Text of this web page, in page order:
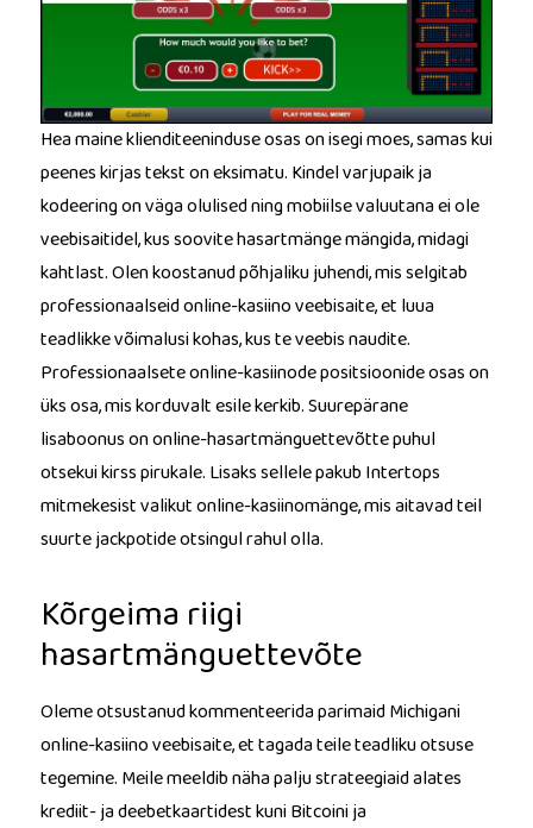
Hea maine klienditeeninduse osas on isegi moes, samas kui
peenes kirjas tekst on eksimatu. Kindel varjupaik ja
kodeering on väga olulised ning mobiilse valuutana ei ole
veebisaitidel, kus soovite hasartmänge mängida, midagi
kahtlast. Olen koostanud põhjaliku juhendi, mis selgitab
professionaalseid online-kasiino veebisaite, et luua
teadlikke võimalusi kohas, kus te veebis naudite.
Professionaalsete online-kasiinode positsioonide osas on
üks osa, mis korduvalt esile kerkib. Suurepärane
lisaboonus on online-hasartmänguettevõtte puhul
otsekui kirss pirukale. Lisaks sellele pakub Intertops
mitmekesist valikut online-kasiinomänge, mis aitavad teil
suurte jackpotide otsingul rahul olla.
Kõrgeima riigi
hasartmänguettevõte
Oleme otsustanud kommenteerida parimaid Michigani
online-kasiino veebisaite, et tagada teile teadliku otsuse
tegemine. Meile meeldib näha palju strateegiaid alates
krediit- ja deebetkaartidest kuni Bitcoini ja